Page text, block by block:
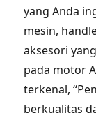
yang Anda
mesin,
aksesori
pada motor
terkenal,
berkualitas